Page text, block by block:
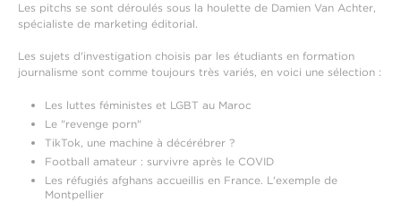
Les pitchs se sont déroulés sous la houlette de Damien Van Achter,
spécialiste de marketing éditorial.
Les sujets d'investigation choisis par les étudiants en formation
journalisme sont comme toujours très variés, en voici une sélection :
Les luttes féministes et LGBT au Maroc
Le "revenge porn"
TikTok, une machine à décérébrer ?
Football amateur : survivre après le COVID
Les réfugiés afghans accueillis en France. L'exemple de
Montpellier